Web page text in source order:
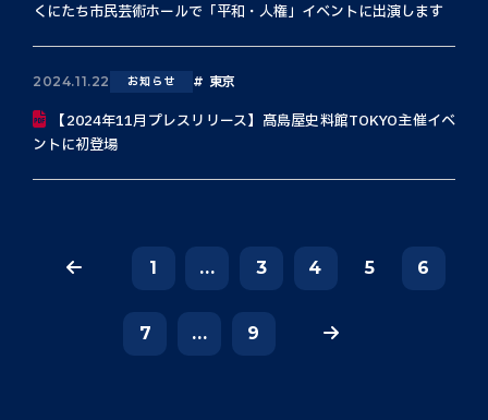
くにたち市民芸術ホールで「平和・人権」イベントに出演します
2024.11.22 お知らせ 東京
【2024年11月プレスリリース】髙島屋史料館TOKYO主催イベ
ントに初登場
1 ... 3 4 5 6
7 ... 9